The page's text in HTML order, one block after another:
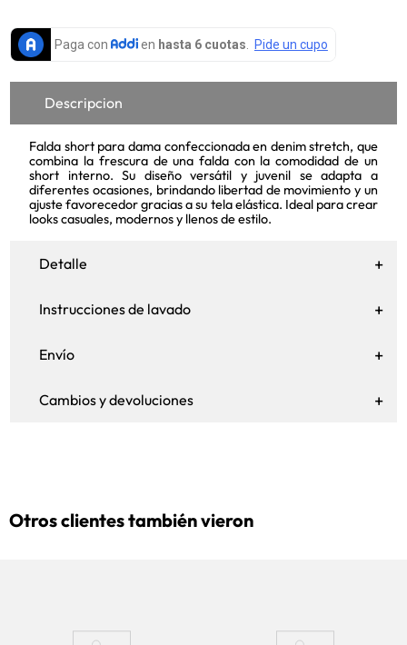
Descripcion
Falda short para dama confeccionada en denim stretch, que
combina la frescura de una falda con la comodidad de un
short interno. Su diseño versátil y juvenil se adapta a
diferentes ocasiones, brindando libertad de movimiento y un
ajuste favorecedor gracias a su tela elástica. Ideal para crear
looks casuales, modernos y llenos de estilo.
Detalle
Instrucciones de lavado
Envío
Cambios y devoluciones
Otros clientes también vieron